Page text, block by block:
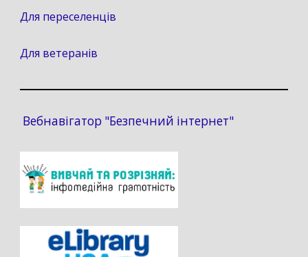
Для переселенців
Для ветеранів
Вебнавігатор "Безпечний інтернет"